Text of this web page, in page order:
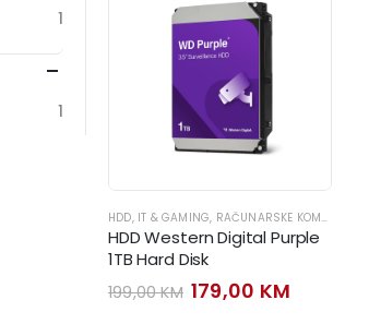
HDD, IT & GAMING, RAČUNARSKE KOMPONENTE
HDD Western Digital Purple
1TB Hard Disk
199,00KM Original
price
179,00 KMCurrent
1
1